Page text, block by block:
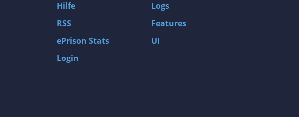
Hilfe
RSS
ePrison Stats
Login
Logs
Features
UI